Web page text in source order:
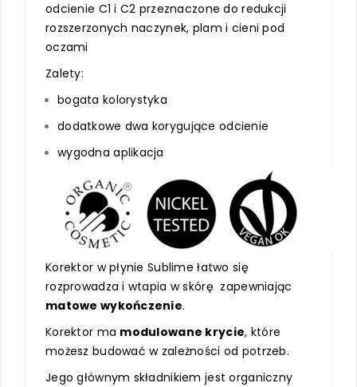
odcienie C1 i C2 przeznaczone do redukcji
rozszerzonych naczynek, plam i cieni pod
oczami
Zalety:
bogata kolorystyka
dodatkowe dwa korygujące odcienie
wygodna aplikacja
Korektor w płynie Sublime łatwo się
rozprowadza i wtapia w skórę zapewniając
matowe wykończenie.
Korektor ma modulowane krycie, które
możesz budować w zależności od potrzeb.
Jego głównym składnikiem jest organiczny